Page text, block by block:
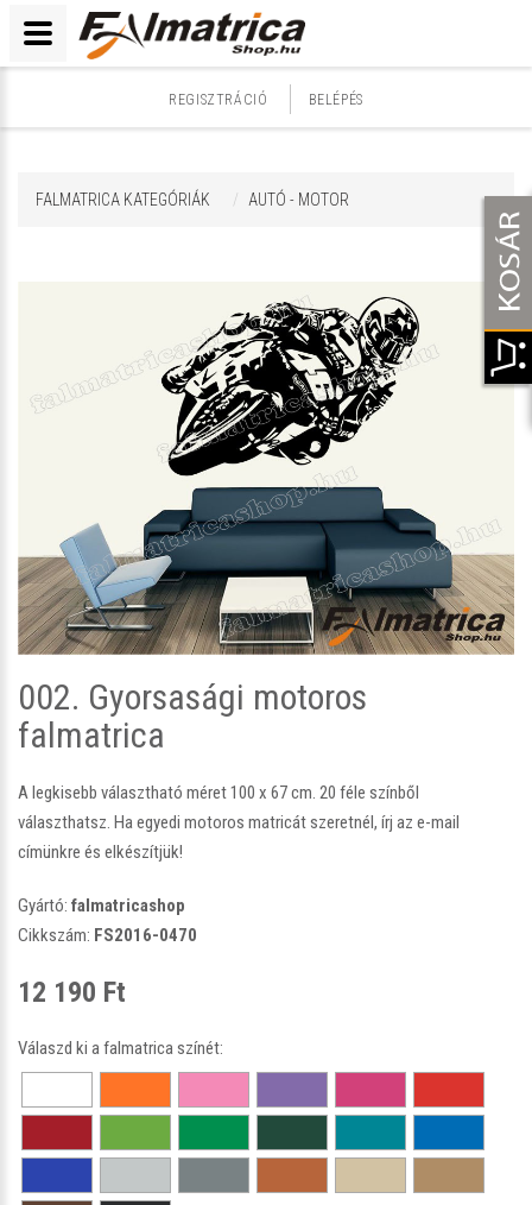
REGISZTRÁCIÓ BELÉPÉS
FALMATRICA KATEGÓRIÁK AUTÓ - MOTOR
002. Gyorsasági motoros
falmatrica
A legkisebb választható méret 100 x 67 cm. 20 féle színből
választhatsz. Ha egyedi motoros matricát szeretnél, írj az e-mail
címünkre és elkészítjük!
Gyártó: falmatricashop
Cikkszám: FS2016-0470
12 190 Ft
Válaszd ki a falmatrica színét: